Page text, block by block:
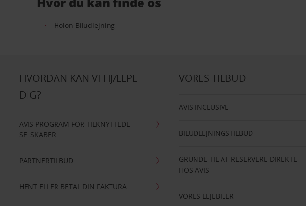
Holon Biludlejning
HVORDAN KAN VI HJÆLPE
DIG?
AVIS PROGRAM FOR TILKNYTTEDE
SELSKABER
PARTNERTILBUD
HENT ELLER BETAL DIN FAKTURA
VORES TILBUD
AVIS INCLUSIVE
BILUDLEJNINGSTILBUD
GRUNDE TIL AT RESERVERE DIREKTE
HOS AVIS
VORES LEJEBILER